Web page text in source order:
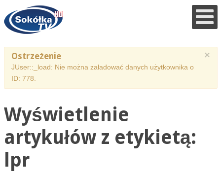
×
Ostrzeżenie
JUser::_load: Nie można załadować danych użytkownika o
ID: 778.
Wyświetlenie
artykułów z etykietą:
lpr